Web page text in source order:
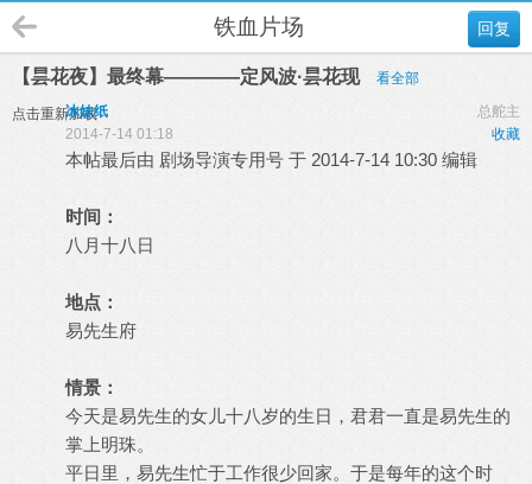
回复
铁血片场
【昙花夜】最终幕————定风波·昙花现 看全部
点击重新加载 总舵主
冰妹纸
收藏
2014-7-14 01:18
本帖最后由 剧场导演专用号 于 2014-7-14 10:30 编辑
时间：
八月十八日
地点：
易先生府
情景：
今天是易先生的女儿十八岁的生日，君君一直是易先生的
掌上明珠。
平日里，易先生忙于工作很少回家。于是每年的这个时